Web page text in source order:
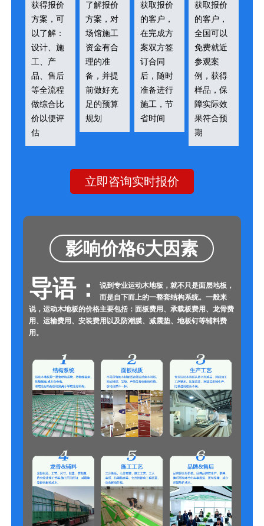
获得报价
方案，可
以了解：
设计、施
工、产
品、售后
等全流程
做综合比
价以便评
估
了解报价
方案，对
场馆施工
资金有合
理的准
备，并提
前做好充
足的预算
规划
获取报价
的客户，
在完成方
案双方签
订合同
后，随时
准备进行
施工，节
省时间
获取报价
的客户，
全国可以
免费就近
参观案
例，获得
样品，保
障实际效
果符合预
期
立即咨询实时报价
影响价格6大因素
导语：
说到专业运动木地板，就不只是面层地板，
而是自下而上的一整套结构系统。一般来
说，运动木地板的价格主要包括：面板费用、承载板费用、龙骨费
用、运输费用、安装费用以及防潮膜、减震垫、地板钉等辅料费
用。